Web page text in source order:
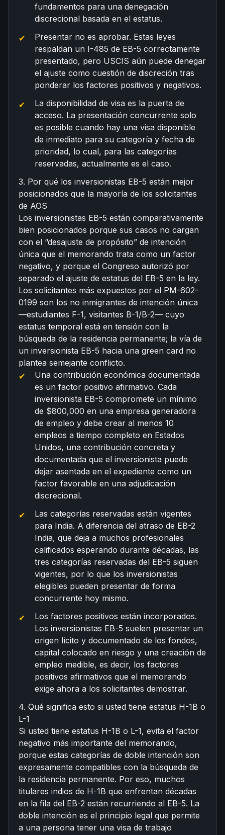
fundamentos para una denegación
discrecional basada en el estatus.
Presentar no es aprobar. Estas leyes
respaldan un I-485 de EB-5 correctamente
presentado, pero USCIS aún puede denegar
el ajuste como cuestión de discreción tras
ponderar los factores positivos y negativos.
La disponibilidad de visa es la puerta de
acceso. La presentación concurrente solo
es posible cuando hay una visa disponible
de inmediato para su categoría y fecha de
prioridad, lo cual, para las categorías
reservadas, actualmente es el caso.
3. Por qué los inversionistas EB-5 están mejor
posicionados que la mayoría de los solicitantes
de AOS
Los inversionistas EB-5 están comparativamente
bien posicionados porque sus casos no cargan
con el “desajuste de propósito” de intención
única que el memorando trata como un factor
negativo, y porque el Congreso autorizó por
separado el ajuste de estatus del EB-5 en la ley.
Los solicitantes más expuestos por el PM-602-
0199 son los no inmigrantes de intención única
—estudiantes F-1, visitantes B-1/B-2— cuyo
estatus temporal está en tensión con la
búsqueda de la residencia permanente; la vía de
un inversionista EB-5 hacia una green card no
plantea semejante conflicto.
Una contribución económica documentada
es un factor positivo afirmativo. Cada
inversionista EB-5 compromete un mínimo
de $800,000 en una empresa generadora
de empleo y debe crear al menos 10
empleos a tiempo completo en Estados
Unidos, una contribución concreta y
documentada que el inversionista puede
dejar asentada en el expediente como un
factor favorable en una adjudicación
discrecional.
Las categorías reservadas están vigentes
para India. A diferencia del atraso de EB-2
India, que deja a muchos profesionales
calificados esperando durante décadas, las
tres categorías reservadas del EB-5 siguen
vigentes, por lo que los inversionistas
elegibles pueden presentar de forma
concurrente hoy mismo.
Los factores positivos están incorporados.
Los inversionistas EB-5 suelen presentar un
origen lícito y documentado de los fondos,
capital colocado en riesgo y una creación de
empleo medible, es decir, los factores
positivos afirmativos que el memorando
exige ahora a los solicitantes demostrar.
4. Qué significa esto si usted tiene estatus H-1B o
L-1
Si usted tiene estatus H-1B o L-1, evita el factor
negativo más importante del memorando,
porque estas categorías de doble intención son
expresamente compatibles con la búsqueda de
la residencia permanente. Por eso, muchos
titulares indios de H-1B que enfrentan décadas
en la fila del EB-2 están recurriendo al EB-5. La
doble intención es el principio legal que permite
a una persona tener una visa de trabajo